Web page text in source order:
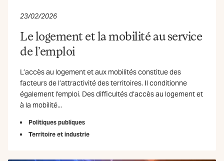
23/02/2026
Le logement et la mobilité au service
de l’emploi
L’accès au logement et aux mobilités constitue des
facteurs de l’attractivité des territoires. Il conditionne
également l’emploi. Des difficultés d’accès au logement et
à la mobilité...
Politiques publiques
Territoire et industrie